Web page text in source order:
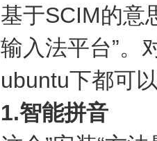
基于SCIM的意
输入法平台”。
ubuntu下都可
1.智能拼音